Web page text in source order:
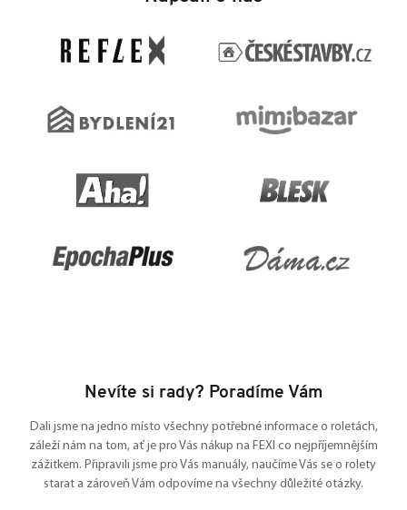
Nevíte si rady? Poradíme Vám
Dali jsme na jedno místo všechny potřebné informace o roletách,
záleží nám na tom, ať je pro Vás nákup na FEXI co nejpříjemnějším
zážitkem. Připravili jsme pro Vás manuály, naučíme Vás se o rolety
starat a zároveň Vám odpovíme na všechny důležité otázky.